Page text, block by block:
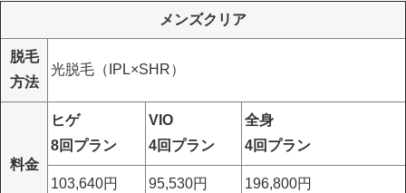
メンズクリア
脱毛
方法
光脱毛（IPL×SHR）
料金
ヒゲ
8回プラン
VIO
4回プラン
全身
4回プラン
103,640円
95,530円
196,800円